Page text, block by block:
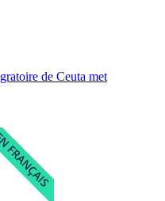
de Ceuta met